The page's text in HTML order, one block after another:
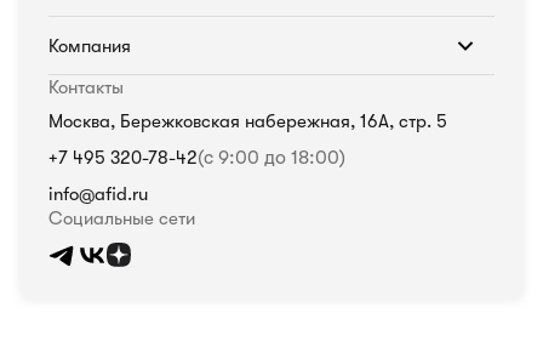
Компания
Контакты
Москва, Бережковская набережная, 16А, стр. 5
+7 495 320-78-42(с 9:00 до 18:00)
info@afid.ru
Социальные сети